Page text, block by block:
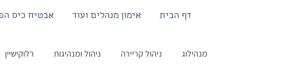
דף הבית אימון מנהלים ועוד אבטיח כיס
מנהילוג ניהול קריירה ניהול ומנהיגות רלוקישיין